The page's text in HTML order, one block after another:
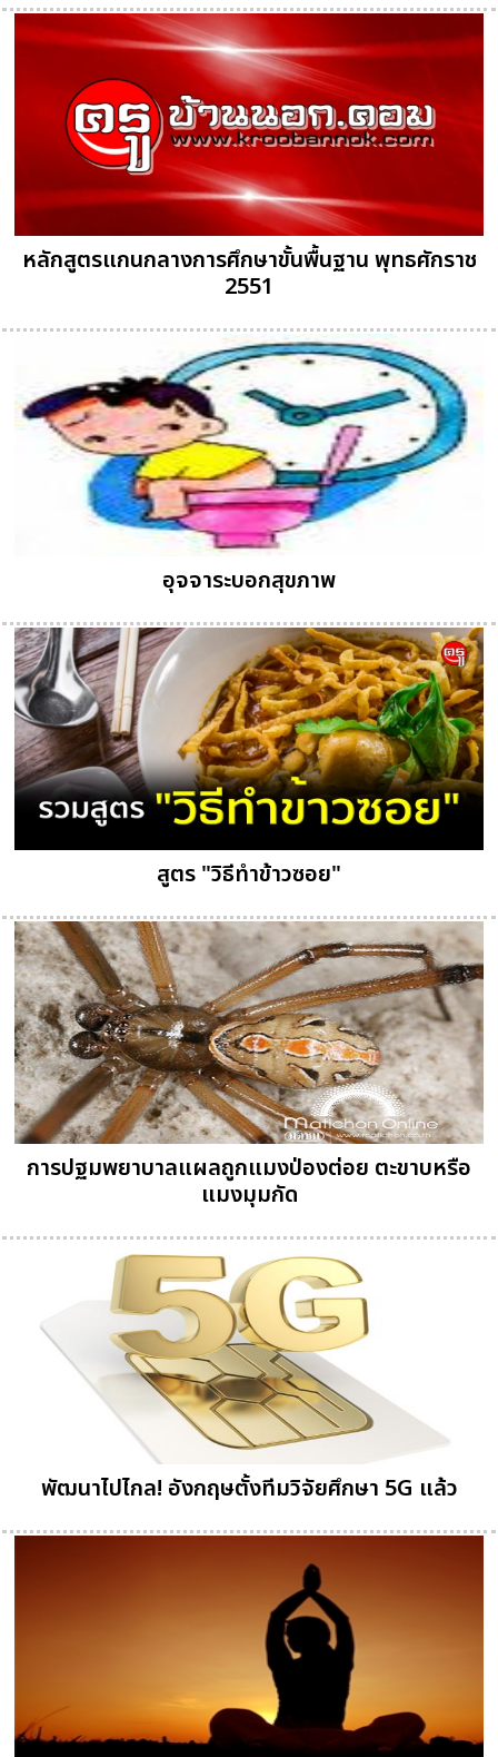
หลักสูตรแกนกลางการศึกษาขั้นพื้นฐาน พุทธศักราช
2551
อุจจาระบอกสุขภาพ
สูตร "วิธีทำข้าวซอย"
การปฐมพยาบาลแผลถูกแมงป่องต่อย ตะขาบหรือ
แมงมุมกัด
พัฒนาไปไกล! อังกฤษตั้งทีมวิจัยศึกษา 5G แล้ว